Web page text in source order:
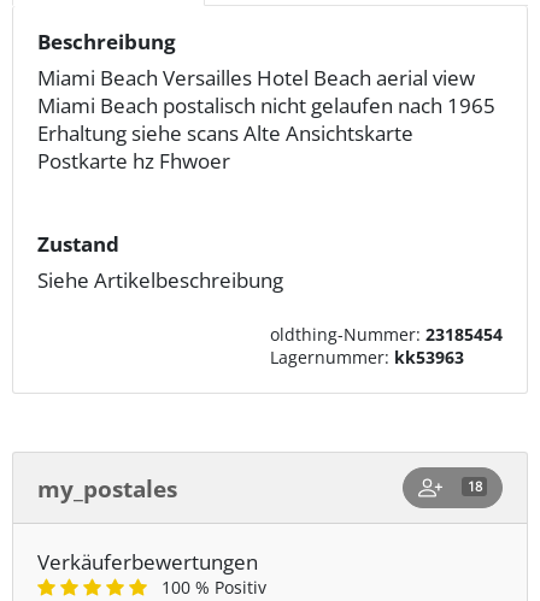
Beschreibung
Miami Beach Versailles Hotel Beach aerial view
Miami Beach postalisch nicht gelaufen nach 1965
Erhaltung siehe scans Alte Ansichtskarte
Postkarte hz Fhwoer
Zustand
Siehe Artikelbeschreibung
oldthing-Nummer: 23185454
Lagernummer: kk53963
my_postales 18
Verkäuferbewertungen
100 % Positiv